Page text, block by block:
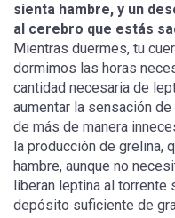
sienta hambre, y un
al cerebro que estás
Mientras duermes, tu
dormimos las horas
cantidad necesaria de
aumentar la sensación
de más de manera
la producción de grelina,
hambre, aunque no
liberan leptina al torrente
depósito suficiente de